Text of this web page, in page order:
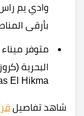
وادي يم راس
بأرقى
متوفر
El Hikma.
شاهد تفاصيل